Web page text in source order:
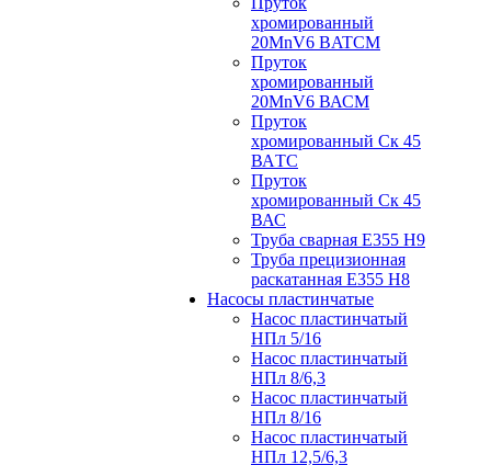
хромированный
20MnV6 BATCM
Пруток
хромированный
20MnV6 ВАСM
Пруток
хромированный Ск 45
ВАTС
Пруток
хромированный Ск 45
ВАС
Труба сварная Е355 H9
Труба прецизионная
раскатанная E355 H8
Насосы пластинчатые
Насос пластинчатый
НПл 5/16
Насос пластинчатый
НПл 8/6,3
Насос пластинчатый
НПл 8/16
Насос пластинчатый
НПл 12,5/6,3